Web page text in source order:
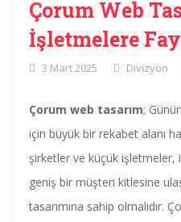
Çorum Web
İşletmelere
3 Mart 2025 Divizyon
Çorum web tasarım;
için büyük bir rekabet alanı
şirketler ve küçük işletmeler,
geniş bir müşteri kitlesine
tasarımına sahip olmalıdır.